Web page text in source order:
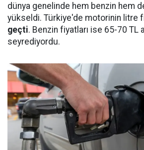
dünya genelinde hem benzin hem
yükseldi. Türkiye'de motorinin litre
geçti. Benzin fiyatları ise 65-70 TL
seyrediyordu.